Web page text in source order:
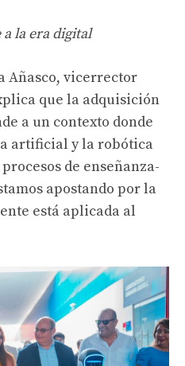
la era digital
Añasco, vicerrector
que la adquisición
a un contexto donde
artificial y la robótica
de enseñanza-
apostando por la
está aplicada al